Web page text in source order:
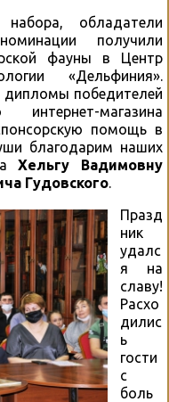
обладатели
получили
фауны в Центр
«Дельфиния».
дипломы победителей
магазина
помощь в
благодарим наших
Хельгу Вадимовну
Гудовского.
Празд
ник
удалс
я на
славу!
Расхо
дилис
ь
гости
с
боль